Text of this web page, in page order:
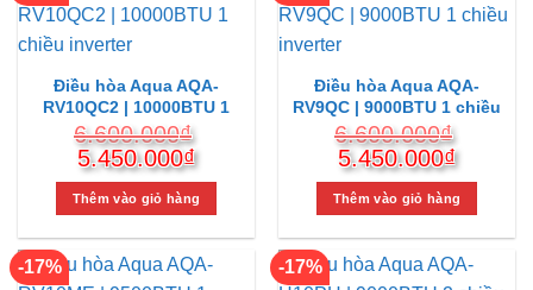
Điều hòa Aqua AQA-
RV10QC2 | 10000BTU 1
chiều inverter
6.600.000₫
Giá
gốc
là:
5.450.000₫Giá
hiện
tại
5.450.000₫.
Thêm vào giỏ hàng
Điều hòa Aqua AQA-
RV9QC | 9000BTU 1 chiều
inverter
6.600.000₫
Giá
gốc
là:
5.450.000₫Giá
hiện
tại
Thêm vào giỏ hàng
-17% -17%